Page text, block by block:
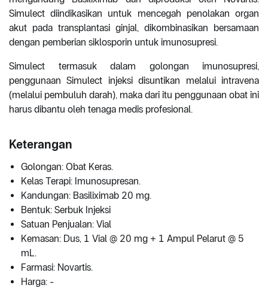
Simulect diindikasikan untuk mencegah penolakan organ
akut pada transplantasi ginjal, dikombinasikan bersamaan
dengan pemberian siklosporin untuk imunosupresi.
Simulect termasuk dalam golongan imunosupresi,
penggunaan Simulect injeksi disuntikan melalui intravena
(melalui pembuluh darah), maka dari itu penggunaan obat ini
harus dibantu oleh tenaga medis profesional.
Keterangan
Golongan: Obat Keras.
Kelas Terapi: Imunosupresan.
Kandungan: Basiliximab 20 mg.
Bentuk: Serbuk Injeksi
Satuan Penjualan: Vial
Kemasan: Dus, 1 Vial @ 20 mg + 1 Ampul Pelarut @ 5
mL.
Farmasi: Novartis.
Harga: -